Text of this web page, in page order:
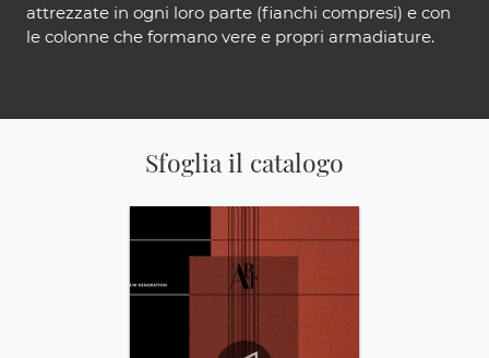
attrezzate in ogni loro parte (fianchi compresi) e con
le colonne che formano vere e propri armadiature.
Sfoglia il catalogo